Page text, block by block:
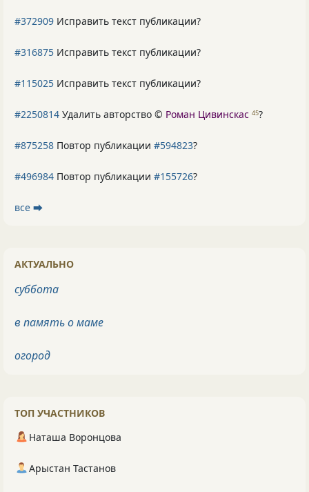
#372909 Исправить текст публикации?
#316875 Исправить текст публикации?
#115025 Исправить текст публикации?
#2250814 Удалить авторство © Роман Цивинскас 45?
#875258 Повтор публикации #594823?
#496984 Повтор публикации #155726?
все ⮕
АКТУАЛЬНО
суббота
в память о маме
огород
ТОП УЧАСТНИКОВ
Наташа Воронцова
Арыстан Тастанов